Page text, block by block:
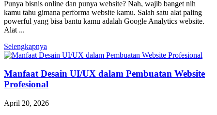
Punya bisnis online dan punya website? Nah, wajib banget nih
kamu tahu gimana performa website kamu. Salah satu alat paling
powerful yang bisa bantu kamu adalah Google Analytics website.
Alat ...
Selengkapnya
Manfaat Desain UI/UX dalam Pembuatan Website
Profesional
April 20, 2026